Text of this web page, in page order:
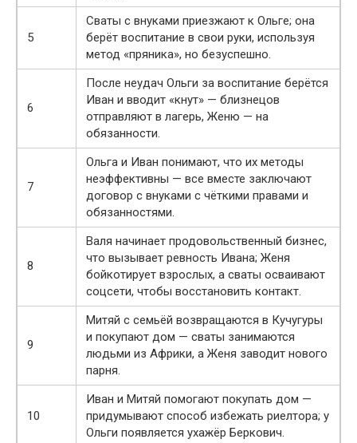
5
Сваты с внуками приезжают к Ольге; она
берёт воспитание в свои руки, используя
метод «пряника», но безуспешно.
6
После неудач Ольги за воспитание берётся
Иван и вводит «кнут» — близнецов
отправляют в лагерь, Женю — на
обязанности.
7
Ольга и Иван понимают, что их методы
неэффективны — все вместе заключают
договор с внуками с чёткими правами и
обязанностями.
8
Валя начинает продовольственный бизнес,
что вызывает ревность Ивана; Женя
бойкотирует взрослых, а сваты осваивают
соцсети, чтобы восстановить контакт.
9
Митяй с семьёй возвращаются в Кучугуры
и покупают дом — сваты занимаются
людьми из Африки, а Женя заводит нового
парня.
10
Иван и Митяй помогают покупать дом —
придумывают способ избежать риелтора; у
Ольги появляется ухажёр Беркович.